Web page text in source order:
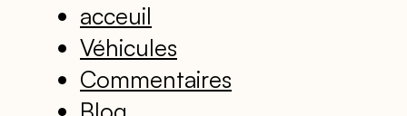
acceuil
Véhicules
Commentaires